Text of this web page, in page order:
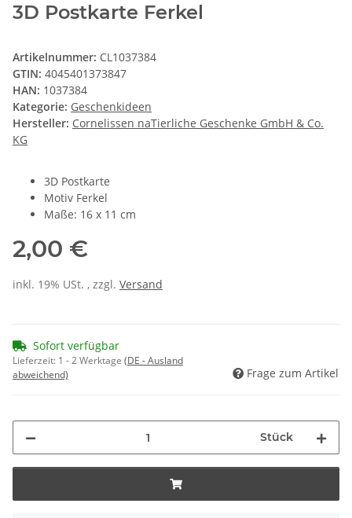
3D Postkarte Ferkel
Artikelnummer: CL1037384
GTIN: 4045401373847
HAN: 1037384
Kategorie: Geschenkideen
Hersteller: Cornelissen naTierliche Geschenke GmbH & Co.
KG
3D Postkarte
Motiv Ferkel
Maße: 16 x 11 cm
2,00 €
inkl. 19% USt. , zzgl. Versand
Sofort verfügbar
Lieferzeit: 1 - 2 Werktage (DE - Ausland
abweichend)
Frage zum Artikel
Stück